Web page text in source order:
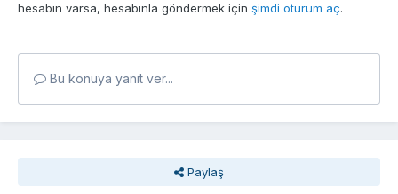
hesabın varsa, hesabınla göndermek için şimdi oturum aç.
Bu konuya yanıt ver...
Paylaş